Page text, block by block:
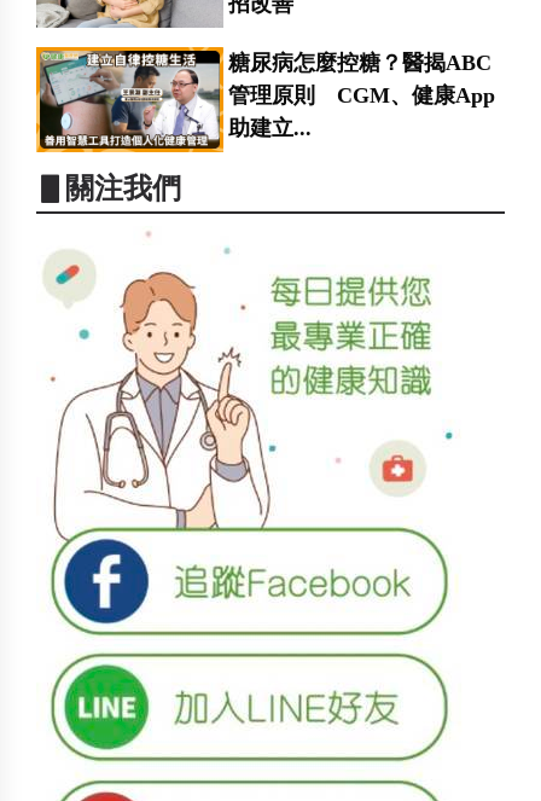
糖尿病怎麼控糖？醫揭ABC
管理原則 CGM、健康App
助建立...
▋關注我們